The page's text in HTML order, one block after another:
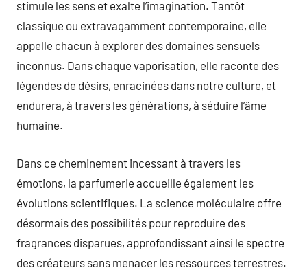
stimule les sens et exalte l’imagination. Tantôt
classique ou extravagamment contemporaine, elle
appelle chacun à explorer des domaines sensuels
inconnus. Dans chaque vaporisation, elle raconte des
légendes de désirs, enracinées dans notre culture, et
endurera, à travers les générations, à séduire l’âme
humaine.
Dans ce cheminement incessant à travers les
émotions, la parfumerie accueille également les
évolutions scientifiques. La science moléculaire offre
désormais des possibilités pour reproduire des
fragrances disparues, approfondissant ainsi le spectre
des créateurs sans menacer les ressources terrestres.